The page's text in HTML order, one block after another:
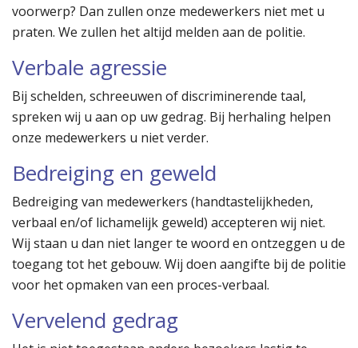
voorwerp? Dan zullen onze medewerkers niet met u
praten. We zullen het altijd melden aan de politie.
Verbale agressie
Bij schelden, schreeuwen of discriminerende taal,
spreken wij u aan op uw gedrag. Bij herhaling helpen
onze medewerkers u niet verder.
Bedreiging en geweld
Bedreiging van medewerkers (handtastelijkheden,
verbaal en/of lichamelijk geweld) accepteren wij niet.
Wij staan u dan niet langer te woord en ontzeggen u de
toegang tot het gebouw. Wij doen aangifte bij de politie
voor het opmaken van een proces-verbaal.
Vervelend gedrag